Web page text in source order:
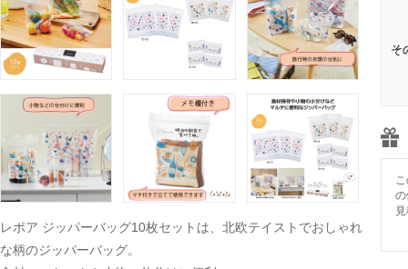
レポア ジッパーバッグ10枚セットは、北欧テイストでおしゃれ
な柄のジッパーバッグ。
そ